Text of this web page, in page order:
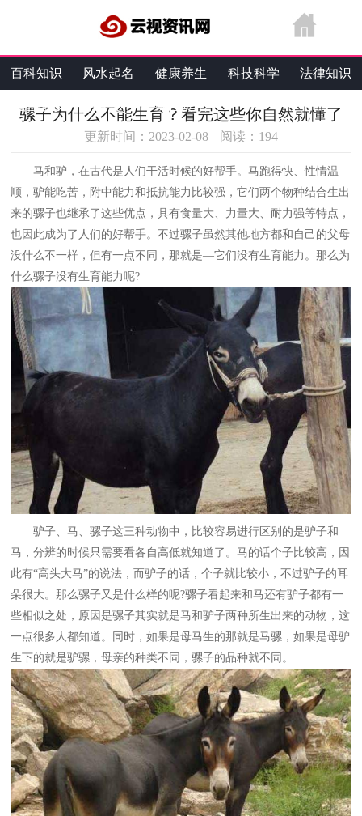
百科知识 风水起名 健康养生 科技科学 法律知识
生活维修 热点资讯 综合资讯
骡子为什么不能生育？看完这些你自然就懂了
更新时间：2023-02-08 阅读： 194
马和驴，在古代是人们干活时候的好帮手。马跑得快、性情温
顺，驴能吃苦，附中能力和抵抗能力比较强，它们两个物种结合生出
来的骡子也继承了这些优点，具有食量大、力量大、耐力强等特点，
也因此成为了人们的好帮手。不过骡子虽然其他地方都和自己的父母
没什么不一样，但有一点不同，那就是—它们没有生育能力。那么为
什么骡子没有生育能力呢?
驴子、马、骡子这三种动物中，比较容易进行区别的是驴子和
马，分辨的时候只需要看各自高低就知道了。马的话个子比较高，因
此有“高头大马”的说法，而驴子的话，个子就比较小，不过驴子的耳
朵很大。那么骡子又是什么样的呢?骡子看起来和马还有驴子都有一
些相似之处，原因是骡子其实就是马和驴子两种所生出来的动物，这
一点很多人都知道。同时，如果是母马生的那就是马骡，如果是母驴
生下的就是驴骡，母亲的种类不同，骡子的品种就不同。